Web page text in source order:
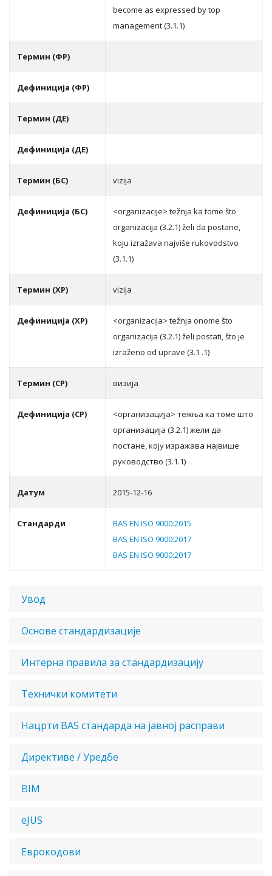
become as expressed by top
management (3.1.1)
Термин (ФР)
Дефиниција (ФР)
Термин (ДЕ)
Дефиниција (ДЕ)
Термин (БС) vizija
Дефиниција (БС)
<organizacije> težnja ka tome što
organizacija (3.2.1) želi da postane,
koju izražava najviše rukovodstvo
(3.1.1)
Термин (ХР) vizija
Дефиниција (ХР)
<organizacija> težnja onome što
organizacija (3.2.1) želi postati, što je
izraženo od uprave (3.1 .1)
Термин (СР) визиja
Дефиниција (СР)
<oргaнизaциja> тeжњa кa тoмe штo
oргaнизaциja (3.2.1) жeли дa
пoстaнe, кojу изрaжaвa нajвишe
рукoвoдствo (3.1.1)
Датум 2015-12-16
Стандарди
BAS EN ISO 9000:2015
BAS EN ISO 9000:2017
BAS EN ISO 9000:2017
Увод
Основе стандардизације
Интерна правила за стандардизацију
Технички комитети
Нацрти BAS стандарда на јавној расправи
Директиве / Уредбе
BIM
eJUS
Еврокодови